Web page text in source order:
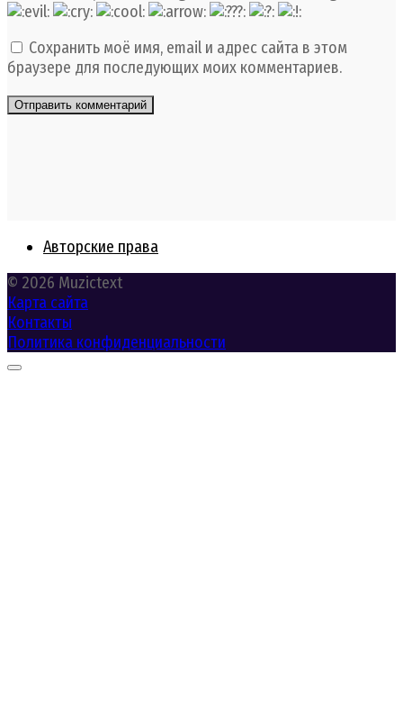
Сохранить моё имя, email и адрес сайта в этом
браузере для последующих моих комментариев.
Авторские права
© 2026 Muzictext
Карта сайта
Контакты
Политика конфиденциальности